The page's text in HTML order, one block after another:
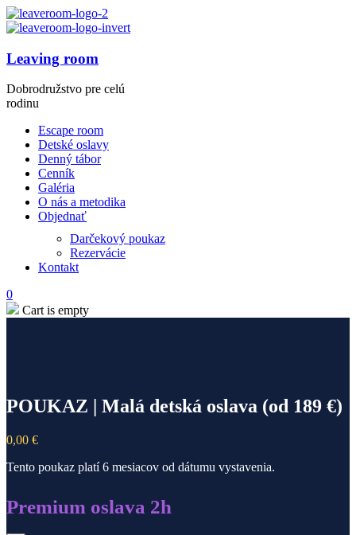
Leaving room
Dobrodružstvo pre celú
rodinu
Escape room
Detské oslavy
Denný tábor
Cenník
Galéria
O nás a metodika
Objednať
Darčekový poukaz
Rezervácie
Kontakt
0
Cart is empty
POUKAZ | Malá detská oslava (od 189 €)
0,00 €
Tento poukaz platí 6 mesiacov od dátumu vystavenia.
Premium oslava 2h